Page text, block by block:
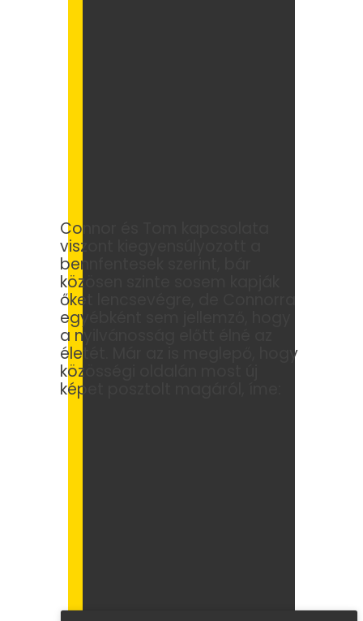
Connor és Tom kapcsolata
viszont kiegyensúlyozott a
bennfentesek szerint, bár
közösen szinte sosem kapják
őket lencsevégre, de Connorra
egyébként sem jellemző, hogy
a nyilvánosság előtt élné az
életét. Már az is meglepő, hogy
közösségi oldalán most új
képet posztolt magáról, íme: